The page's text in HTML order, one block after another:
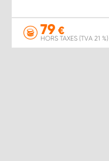
79 €
HORS TAXES (TVA 21 %)